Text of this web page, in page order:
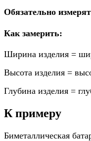
Обязательно
Как замерить:
Ширина изделия =
Высота изделия =
Глубина изделия =
К примеру
Биметаллическая